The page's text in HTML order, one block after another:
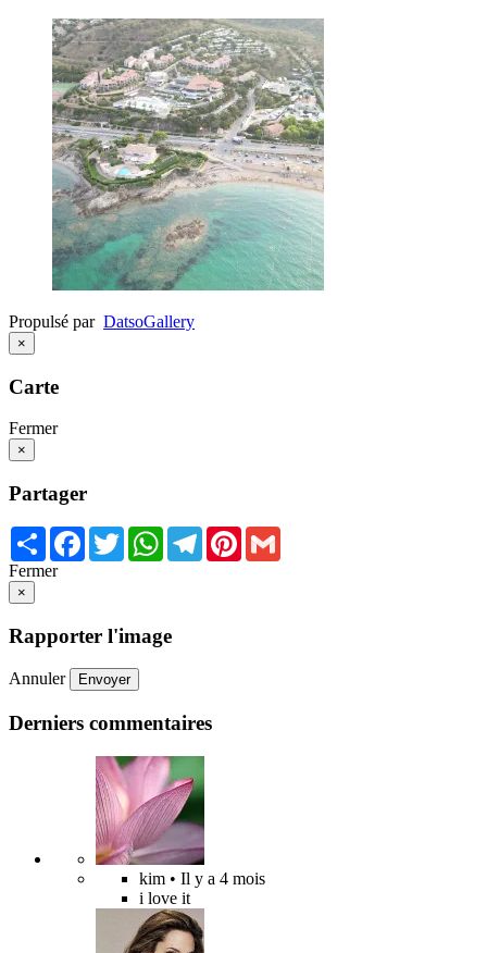
Propulsé par DatsoGallery
×
Carte
Fermer
×
Partager
Share Facebook
TwitterWhatsApp
TelegramPinterest
Fermer
×
Rapporter l'image
Annuler Envoyer
Derniers commentaires
kim • Il y a 4 mois
i love it